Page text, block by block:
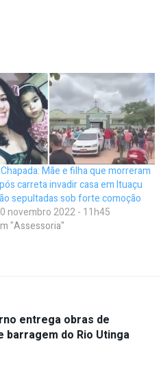
Mãe e filha que morreram
carreta invadir casa em Ituaçu
sepultadas sob forte comoção
novembro 2022 - 11h45
"Assessoria"
entrega obras de
barragem do Rio Utinga